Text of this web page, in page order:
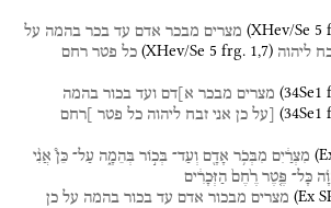
(XHev/Se 5 מצרים מבכר אדם עד בכר בהמה על
ליהוה (XHev/Se 5 frg. 1,7) כל פטר רחם
(34Se1 מצרים מבכר א]דם ועד בכור בהמה
(34Se1 [על כן אני זבח ליהוה כל פטר
]רחם
( מִצְרַ֔יִם מִבְּכֹ֥ר אָדָ֖ם וְעַד־ בְּכ֣וֹר בְּהֵמָ֑ה עַל־ כֵּן֩ אֲנִ֨י
כָּל־ פֶּ֤טֶר רֶ֙חֶם֙ הַזְּכָרִ֔ים
(Ex מצרים מבכור אדם עד בכור בהמה על כן